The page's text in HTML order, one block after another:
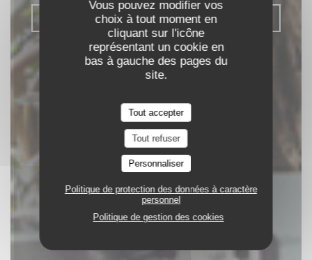
Vous pouvez modifier vos
choix à tout moment en
cliquant sur l'icône
représentant un cookie en
bas à gauche des pages du
site.
Tout accepter
Tout refuser
Personnaliser
Politique de protection des données à caractère
personnel
Politique de gestion des cookies
RÉSERVER